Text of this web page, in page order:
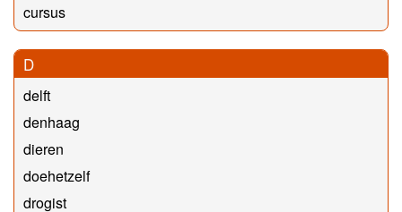
cursus
D
delft
denhaag
dieren
doehetzelf
drogist